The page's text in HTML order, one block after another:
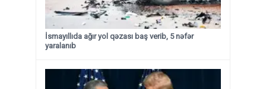
İsmayıllıda ağır yol qəzası baş verib, 5 nəfər
yaralanıb